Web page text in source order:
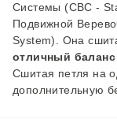
Системы (СВС -
Подвижной
System). Она
отличный
Сшитая петля на
дополнительную